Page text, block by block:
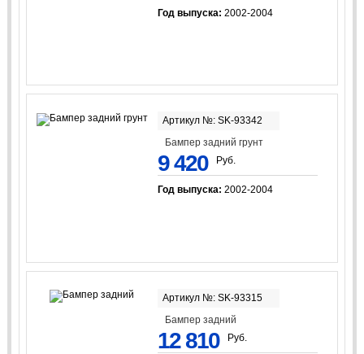
Год выпуска: 2002-2004
Артикул №: SK-93342
Бампер задний грунт
9 420 Руб.
Год выпуска: 2002-2004
Артикул №: SK-93315
Бампер задний
12 810 Руб.